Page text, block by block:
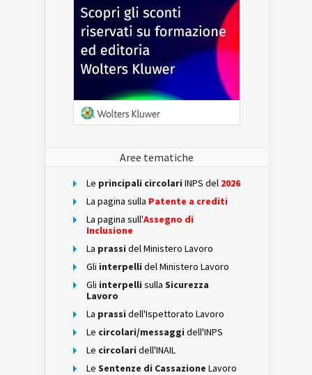
Aree tematiche
Le principali circolari INPS del 2026
La pagina sulla Patente a crediti
La pagina sull'Assegno di
Inclusione
La prassi del Ministero Lavoro
Gli interpelli del Ministero Lavoro
Gli interpelli sulla Sicurezza
Lavoro
La prassi dell'Ispettorato Lavoro
Le circolari/messaggi dell'INPS
Le circolari dell'INAIL
Le Sentenze di Cassazione Lavoro